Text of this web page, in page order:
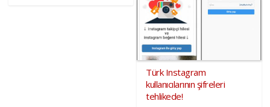
Türk Instagram
kullanıcılarının şifreleri
tehlikede!